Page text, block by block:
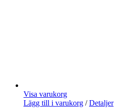
Visa varukorg
Lägg till i varukorg / Detaljer